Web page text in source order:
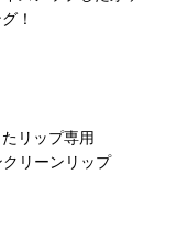
！
リップ専用
リーンリップ